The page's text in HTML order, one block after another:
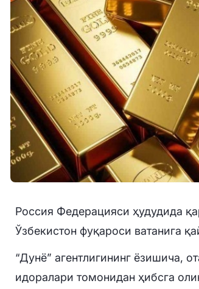
Россия Федерацияси ҳудудида
Ўзбекистон фуқароси ватанига
“Дунё” агентлигининг ёзишича,
идоралари томонидан ҳибсга